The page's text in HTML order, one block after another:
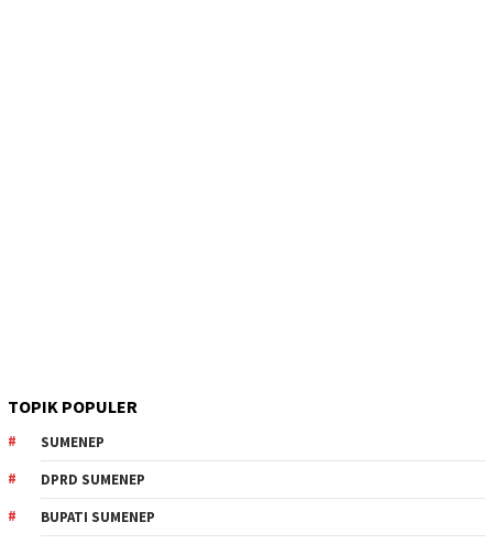
TOPIK POPULER
SUMENEP
DPRD SUMENEP
BUPATI SUMENEP